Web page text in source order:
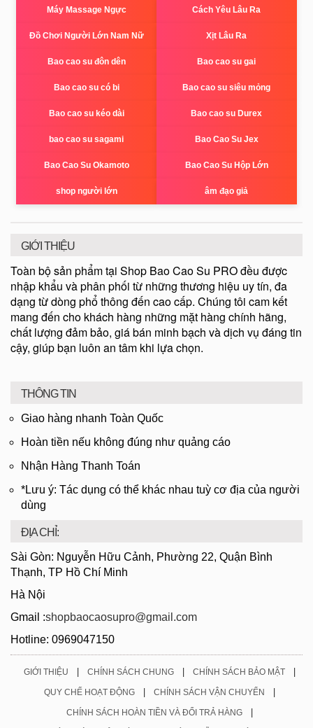
Máy Massage Ngực Cách Yêu Lâu Ra
Đồ Chơi Người Lớn Nam Nữ Xịt Lâu Ra
Bao cao su đôn dên Bao cao su gai
Bao cao su có bi Bao cao su siêu mỏng
Bao cao su kéo dài Bao cao su Durex
bao cao su sagami Bao Cao Su Jex
Bao Cao Su Okamoto Bao Cao Su Hộp Lớn
shop người lớn âm đạo giả
GIỚI THIỆU
Toàn bộ sản phẩm tại Shop Bao Cao Su PRO đều được
nhập khẩu và phân phối từ những thương hiệu uy tín, đa
dạng từ dòng phổ thông đến cao cấp. Chúng tôi cam kết
mang đến cho khách hàng những mặt hàng chính hãng,
chất lượng đảm bảo, giá bán minh bạch và dịch vụ đáng tin
cậy, giúp bạn luôn an tâm khi lựa chọn.
THÔNG TIN
Giao hàng nhanh Toàn Quốc
Hoàn tiền nếu không đúng như quảng cáo
Nhận Hàng Thanh Toán
*Lưu ý: Tác dụng có thể khác nhau tuỳ cơ địa của người
dùng
ĐỊA CHỈ:
Sài Gòn: Nguyễn Hữu Cảnh, Phường 22, Quận Bình
Thạnh, TP Hồ Chí Minh
Hà Nội
Gmail :shopbaocaosupro@gmail.com
Hotline: 0969047150
GIỚI THIỆU | CHÍNH SÁCH CHUNG | CHÍNH SÁCH BẢO MẬT |
QUY CHẾ HOẠT ĐỘNG | CHÍNH SÁCH VẬN CHUYỂN |
CHÍNH SÁCH HOÀN TIỀN VÀ ĐỔI TRẢ HÀNG |